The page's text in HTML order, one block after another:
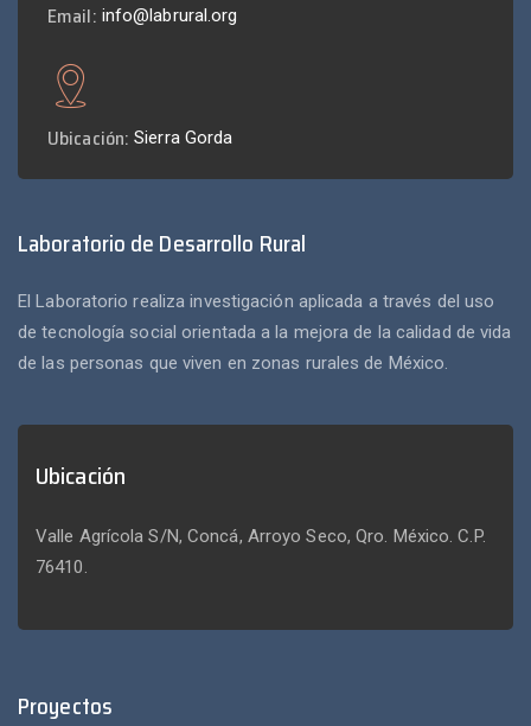
Email: info@labrural.org
Ubicación: Sierra Gorda
Laboratorio de Desarrollo Rural
El Laboratorio realiza investigación aplicada a través del uso
de tecnología social orientada a la mejora de la calidad de vida
de las personas que viven en zonas rurales de México.
Ubicación
Valle Agrícola S/N, Concá, Arroyo Seco, Qro. México. C.P.
76410.
Proyectos